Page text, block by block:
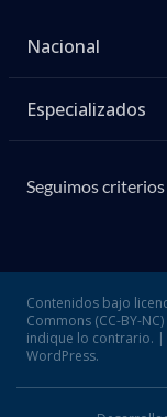
Nacional
Especializados
Seguimos
Contenidos bajo
Commons (CC-BY-
indique lo contrario. |
WordPress.